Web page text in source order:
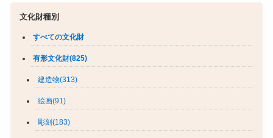
文化財種別
すべての文化財
有形文化財(825)
建造物(313)
絵画(91)
彫刻(183)